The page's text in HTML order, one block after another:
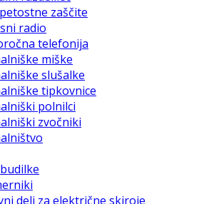
zaščite
radio
telefonija
miške
slušalke
tipkovnice
polnilci
zvočniki
deli za električne skiroje